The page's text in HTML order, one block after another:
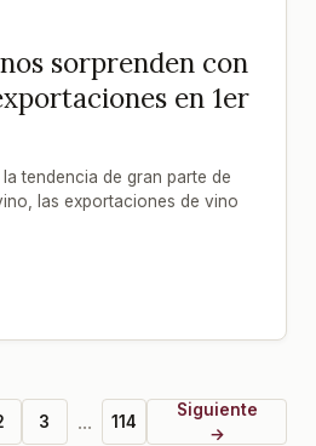
sorprenden con
en 1er
tendencia de gran parte de
las exportaciones de vino
3 ... 114
Siguiente
→